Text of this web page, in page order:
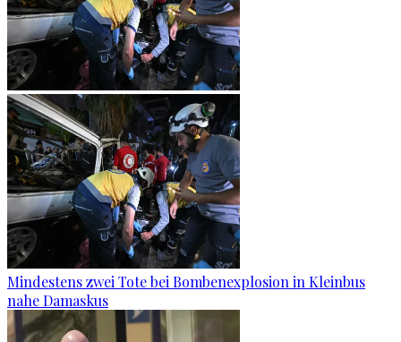
Mindestens zwei Tote bei Bombenexplosion in Kleinbus
nahe Damaskus